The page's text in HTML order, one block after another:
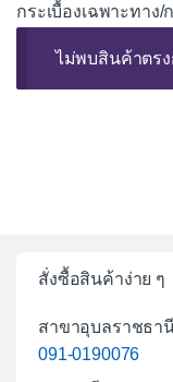
กระเบื้องเฉพาะทาง
ไม่พบสินค้าตร
สั่งซื้อสินค้าง่าย ๆ
สาขาอุบลราชธา
091-0190076